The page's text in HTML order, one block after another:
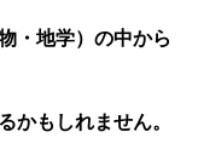
・地学）の中から
かもしれません。